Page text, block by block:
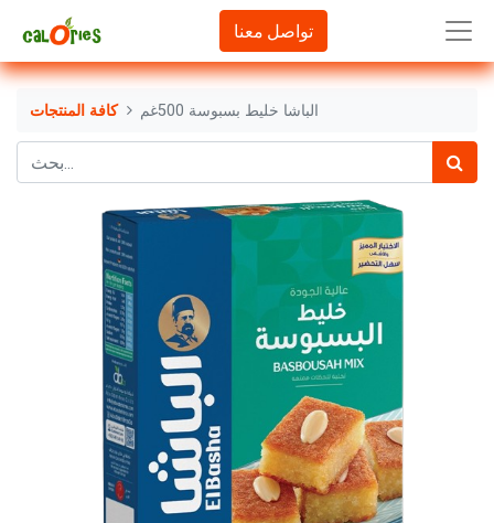
تواصل معنا
كافة المنتجات الباشا خليط بسبوسة 500غم